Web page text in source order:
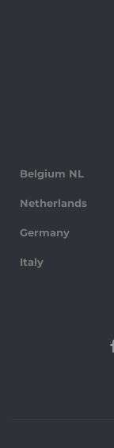
Belgium NL
Netherlands
Germany
Italy